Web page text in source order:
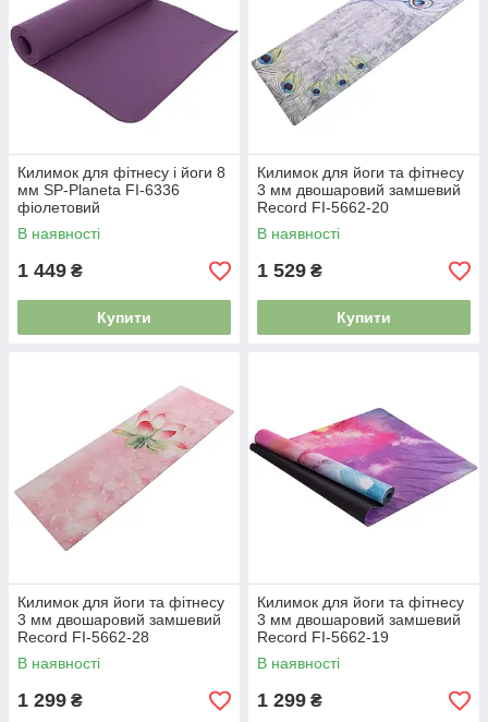
Килимок для фітнесу і йоги 8
мм SP-Planeta FI-6336
фіолетовий
В наявності
1 449 ₴
Купити
Килимок для йоги та фітнесу
3 мм двошаровий замшевий
Record FI-5662-20
В наявності
1 529 ₴
Купити
Килимок для йоги та фітнесу
3 мм двошаровий замшевий
Record FI-5662-28
В наявності
1 299 ₴
Килимок для йоги та фітнесу
3 мм двошаровий замшевий
Record FI-5662-19
В наявності
1 299 ₴